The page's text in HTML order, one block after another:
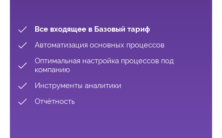
Все входящее в Базовый тариф
Автоматизация основных процессов
Оптимальная настройка процессов под
компанию
Инструменты аналитики
Отчётность